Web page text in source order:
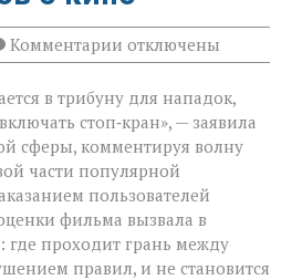
Комментарии к
записи
слова — не
безлимитный
тариф»:
споры
вокруг
отзывов
о
кино
отключены
в трибуну для нападок,
стоп‑кран», — заявила
сферы, комментируя волну
части популярной
пользователей
фильма вызвала в
где проходит грань между
правил, и не становится